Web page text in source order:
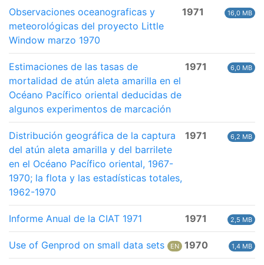
Observaciones oceanograficas y
meteorológicas del proyecto Little
Window marzo 1970
1971 16,0 MB
Estimaciones de las tasas de
mortalidad de atún aleta amarilla en el
Océano Pacífico oriental deducidas de
algunos experimentos de marcación
1971 6,0 MB
Distribución geográfica de la captura
del atún aleta amarilla y del barrilete
en el Océano Pacífico oriental, 1967-
1970; la flota y las estadísticas totales,
1962-1970
1971 6,2 MB
Informe Anual de la CIAT 1971 1971 2,5 MB
Use of Genprod on small data sets EN 1970 1,4 MB